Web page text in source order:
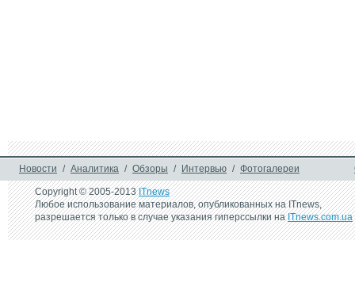
Новости / Аналитика / Обзоры / Интервью / Фотогалереи
Copyright © 2005-2013ITnews
Любое использование материалов, опубликованных на ITnews,
разрешается только в случае указания гиперссылки наITnews.com.ua